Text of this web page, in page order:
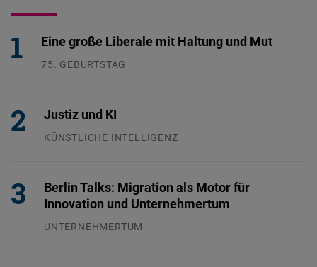
Eine große Liberale mit Haltung und Mut
75. GEBURTSTAG
Justiz und KI
KÜNSTLICHE INTELLIGENZ
Berlin Talks: Migration als Motor für
Innovation und Unternehmertum
UNTERNEHMERTUM